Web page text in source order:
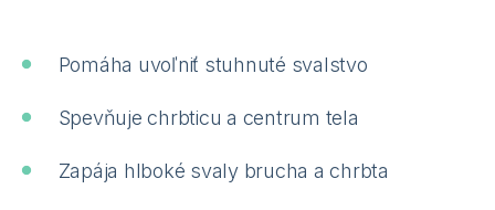
Pomáha uvoľniť stuhnuté svalstvo
Spevňuje chrbticu a centrum tela
Zapája hlboké svaly brucha a chrbta